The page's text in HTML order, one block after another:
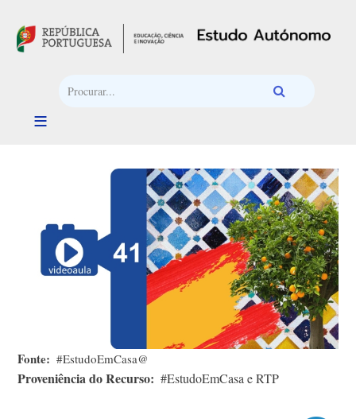
Fonte #EstudoEmCasa@
Proveniência do Recurso #EstudoEmCasa e RTP